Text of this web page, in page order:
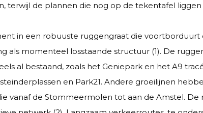
terwijl de plannen die nog op de tekentafel
in een robuuste ruggengraat die voortborduurt
als momenteel losstaande structuur (1). De
al bestaand, zoals het Geniepark en het A9
en Park21. Andere groeilijnen
vanaf de Stommeermolen tot aan de Amstel.